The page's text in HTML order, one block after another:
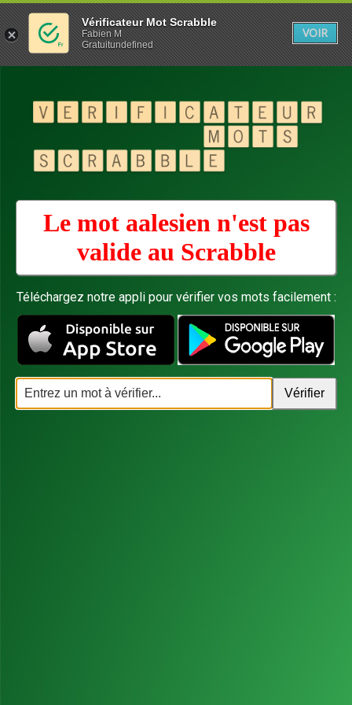
Le mot aalesien n'est pas
valide au Scrabble
Téléchargez notre appli pour vérifier vos mots facilement :
Vérificateur Mot Scrabble
Fabien M
Gratuitundefined
VOIR